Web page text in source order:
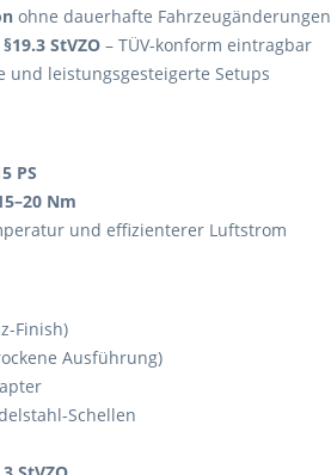
ohne dauerhafte Fahrzeugänderungen
StVZO – TÜV-konform eintragbar
und leistungsgesteigerte Setups
PS
Nm
und effizienterer Luftstrom
Finish)
Ausführung)
Schellen